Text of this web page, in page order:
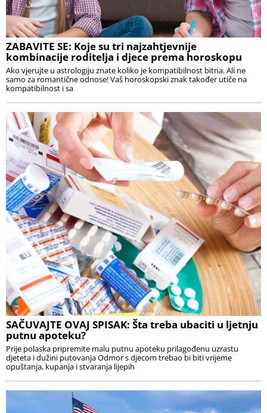
ZABAVITE SE: Koje su tri najzahtjevnije
kombinacije roditelja i djece prema horoskopu
Ako vjerujte u astrologiju znate koliko je kompatibilnost bitna. Ali ne
samo za romantične odnose! Vaš horoskopski znak također utiče na
kompatibilnost i sa
SAČUVAJTE OVAJ SPISAK: Šta treba ubaciti u ljetnju
putnu apoteku?
Prije polaska pripremite malu putnu apoteku prilagođenu uzrastu
djeteta i dužini putovanja Odmor s djecom trebao bi biti vrijeme
opuštanja, kupanja i stvaranja lijepih